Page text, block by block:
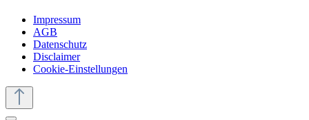
Impressum
AGB
Datenschutz
Disclaimer
Cookie-Einstellungen